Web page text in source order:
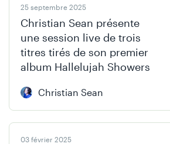
25 septembre 2025
Christian Sean présente
une session live de trois
titres tirés de son premier
album Hallelujah Showers
Christian Sean
03 février 2025